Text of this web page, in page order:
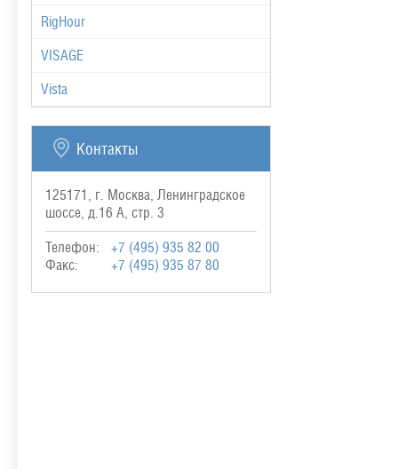
RigHour
VISAGE
Vista
Контакты
125171, г. Москва, Ленинградское
шоссе, д.16 А, стр. 3
Телефон:
+7 (495) 935 82 00
Факс:
+7 (495) 935 87 80